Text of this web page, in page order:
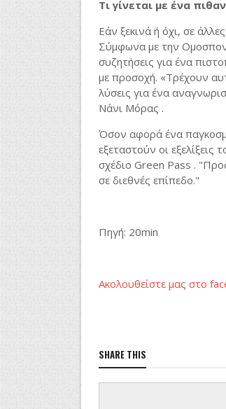
Τι γίνεται με ένα
Εάν ξεκινά ή όχι, σε
Σύμφωνα με την
συζητήσεις για ένα
με προσοχή. «Τρέχουν
λύσεις για ένα
Νάνι Μόρας .
Όσον αφορά ένα
εξεταστούν οι
σχέδιο Green Pass .
σε διεθνές επίπεδο."
Πηγή: 20min
Ακολουθείστε μας στο
SHARE THIS